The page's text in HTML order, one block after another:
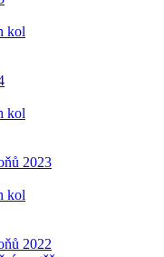
kol
kol
2023
kol
2022